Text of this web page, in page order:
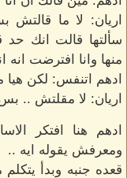
اريان: لا ما
سألتها قالت انك
منها وانا افترضت انه
ادهم اتنفس: لكن هيا
اريان: لا مقلتش ..
ادهم هنا افتكر
ومعرفش يقوله ايه ..
قعده جنبه وبدأ